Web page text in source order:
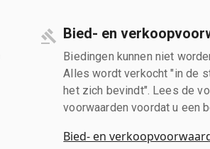
Bied- en
Biedingen kunnen niet
Alles wordt verkocht "in de
het zich bevindt". Lees de
voorwaarden voordat u een
Bied- en